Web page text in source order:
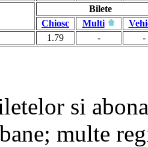
Bilete
Chiosc
Multi
1.79 - -
si
multe